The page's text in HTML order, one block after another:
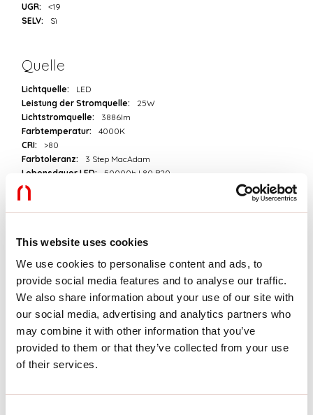
This website uses cookies
We use cookies to personalise content and ads, to
provide social media features and to analyse our traffic.
We also share information about your use of our site with
our social media, advertising and analytics partners who
may combine it with other information that you’ve
provided to them or that they’ve collected from your use
of their services.
UGR:
<19
SELV:
Sì
Quelle
Lichtquelle:
LED
Leistung der Stromquelle:
25W
Lichtstromquelle:
3886lm
Farbtemperatur:
4000K
CRI:
>80
Farbtoleranz:
3 Step MacAdam
Lebensdauer LED:
50000h L80 B20
Download
AUSZUG PREISLISTE